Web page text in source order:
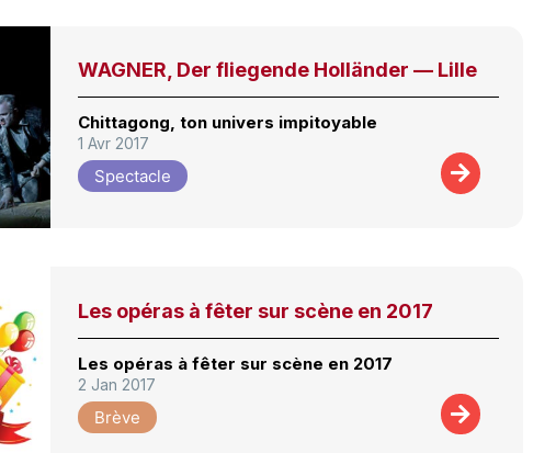
WAGNER, Der fliegende Holländer — Lille
Chittagong, ton univers impitoyable
1 Avr 2017
Spectacle
Les opéras à fêter sur scène en 2017
Les opéras à fêter sur scène en 2017
2 Jan 2017
Brève